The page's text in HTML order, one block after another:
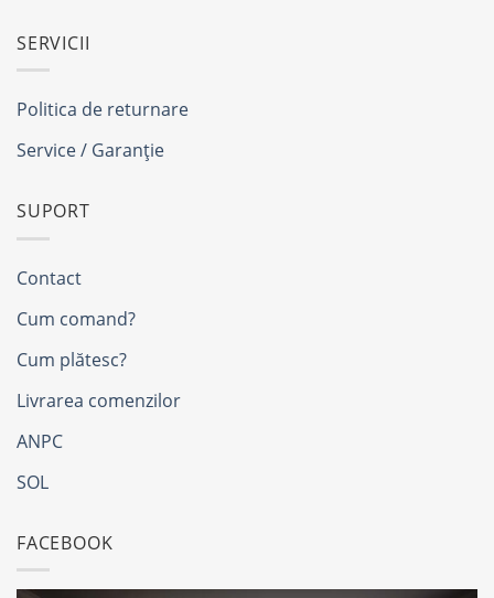
SERVICII
Politica de returnare
Service / Garanție
SUPORT
Contact
Cum comand?
Cum plătesc?
Livrarea comenzilor
ANPC
SOL
FACEBOOK